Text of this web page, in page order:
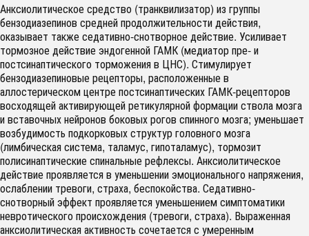
Анксиолитическое средство (транквилизатор) из группы
бензодиазепинов средней продолжительности действия,
оказывает также седативно-снотворное действие. Усиливает
тормозное действие эндогенной ГАМК (медиатор пре- и
постсинаптического торможения в ЦНС). Стимулирует
бензодиазепиновые рецепторы, расположенные в
аллостерическом центре постсинаптических ГАМК-рецепторов
восходящей активирующей ретикулярной формации ствола мозга
и вставочных нейронов боковых рогов спинного мозга; уменьшает
возбудимость подкорковых структур головного мозга
(лимбическая система, таламус, гипоталамус), тормозит
полисинаптические спинальные рефлексы. Анксиолитическое
действие проявляется в уменьшении эмоционального напряжения,
ослаблении тревоги, страха, беспокойства. Седативно-
снотворный эффект проявляется уменьшением симптоматики
невротического происхождения (тревоги, страха). Выраженная
анксиолитическая активность сочетается с умеренным